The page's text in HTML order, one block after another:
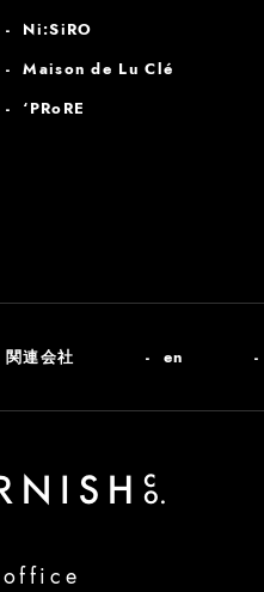
Ni:SiRO
Maison de Lu Clé
‘PRoRE
関連会社 en